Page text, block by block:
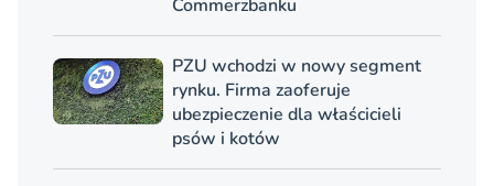
Commerzbanku
PZU wchodzi w nowy segment
rynku. Firma zaoferuje
ubezpieczenie dla właścicieli
psów i kotów